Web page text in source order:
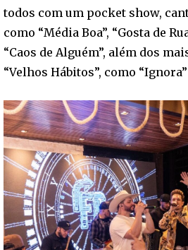
todos com um pocket show,
como “Média Boa”, “Gosta de
“Caos de Alguém”, além dos
“Velhos Hábitos”, como